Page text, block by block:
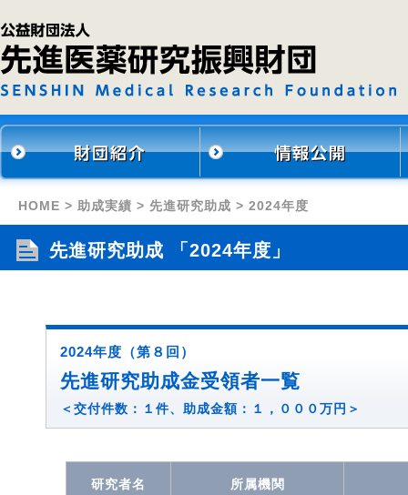
HOME > 助成実績 > 先進研究助成 > 2024年度
先進研究助成 「2024年度」
2024年度（第８回）
先進研究助成金受領者一覧
＜交付件数：１件、助成金額：１，０００万円＞
研究者名 所属機関